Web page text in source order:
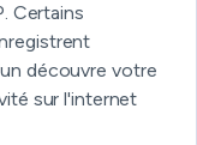
Certains
découvre votre
sur l'internet